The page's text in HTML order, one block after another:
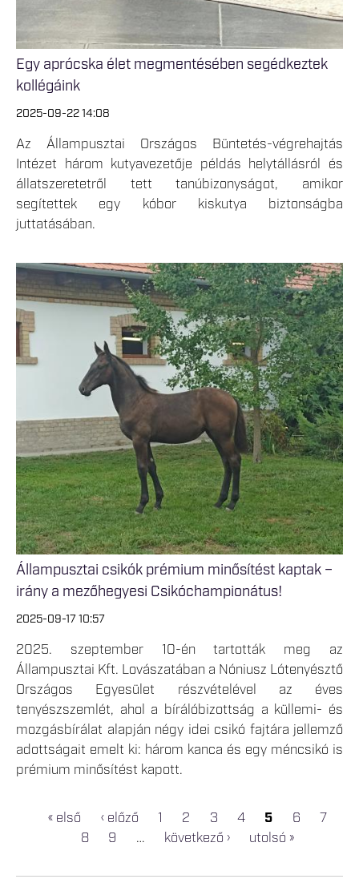
Egy aprócska élet megmentésében segédkeztek
kollégáink
2025-09-22 14:08
Az Állampusztai Országos Büntetés-végrehajtás
Intézet három kutyavezetője példás helytállásról és
állatszeretetről tett tanúbizonyságot, amikor
segítettek egy kóbor kiskutya biztonságba
juttatásában.
Állampusztai csikók prémium minősítést kaptak –
irány a mezőhegyesi Csikóchampionátus!
2025-09-17 10:57
2025. szeptember 10-én tartották meg az
Állampusztai Kft. Lovászatában a Nóniusz Lótenyésztő
Országos Egyesület részvételével az éves
tenyészszemlét, ahol a bírálóbizottság a küllemi- és
mozgásbírálat alapján négy idei csikó fajtára jellemző
adottságait emelt ki: három kanca és egy méncsikó is
prémium minősítést kapott.
« első ‹ előző 1 2 3 4 5 6
7
8
9 … következő › utolsó »